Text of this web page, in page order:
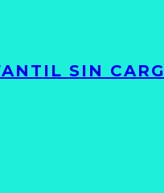
SIN